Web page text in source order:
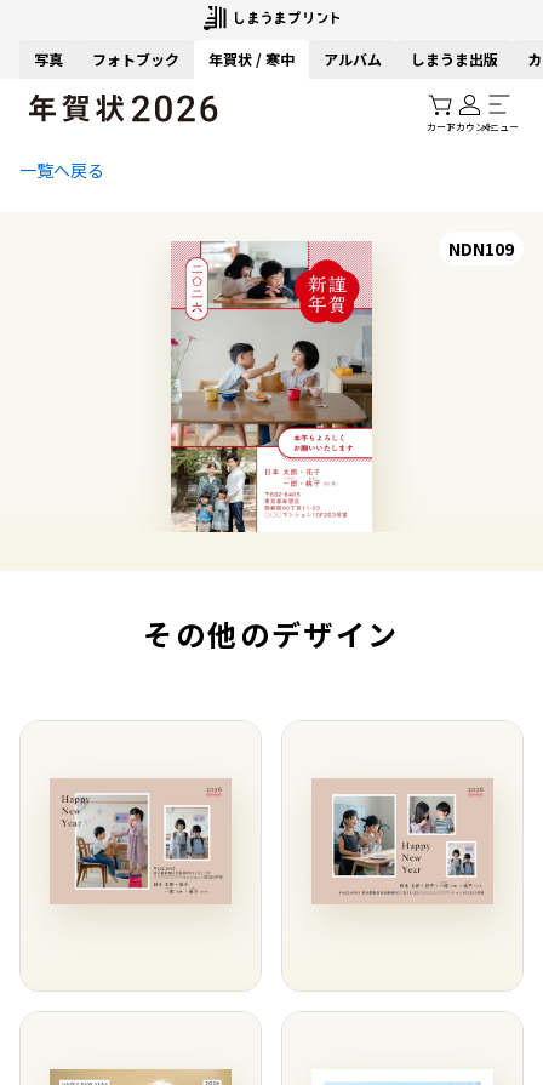
写真 フォトブック 年賀状 / 寒中 アルバム しまうま出版
カートアカウントメニュー
一覧へ戻る
NDN109
その他のデザイン